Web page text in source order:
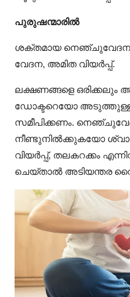
പുരുഷന്മാരില്‍
ശക്തമായ
വേദന, അമിത വിയര്‍പ്പ്.
ലക്ഷണങ്ങളെ ഒരിക്കലും
ഡോക്ടറെയോ
സമീപിക്കണം.
നീണ്ടുനില്‍ക്കുകയോ
വിയര്‍പ്പ്, തലകറക്കം
ചെയ്താല്‍ അടിയന്തര